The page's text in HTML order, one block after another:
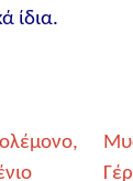
ίδια.